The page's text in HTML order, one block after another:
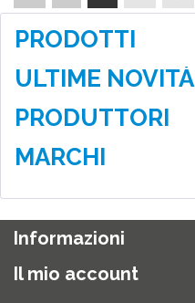
PRODOTTI
ULTIME NOVITÀ
PRODUTTORI
MARCHI
Informazioni
Il mio account